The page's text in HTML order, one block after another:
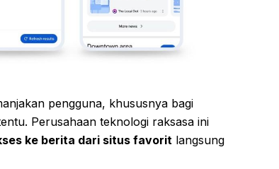
pengguna, khususnya bagi
Perusahaan teknologi raksasa ini
ke berita dari situs favorit langsung